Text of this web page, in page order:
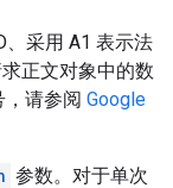
采用 A1 表示法
正文对象中的数
，请参阅 Google
参数。对于单次